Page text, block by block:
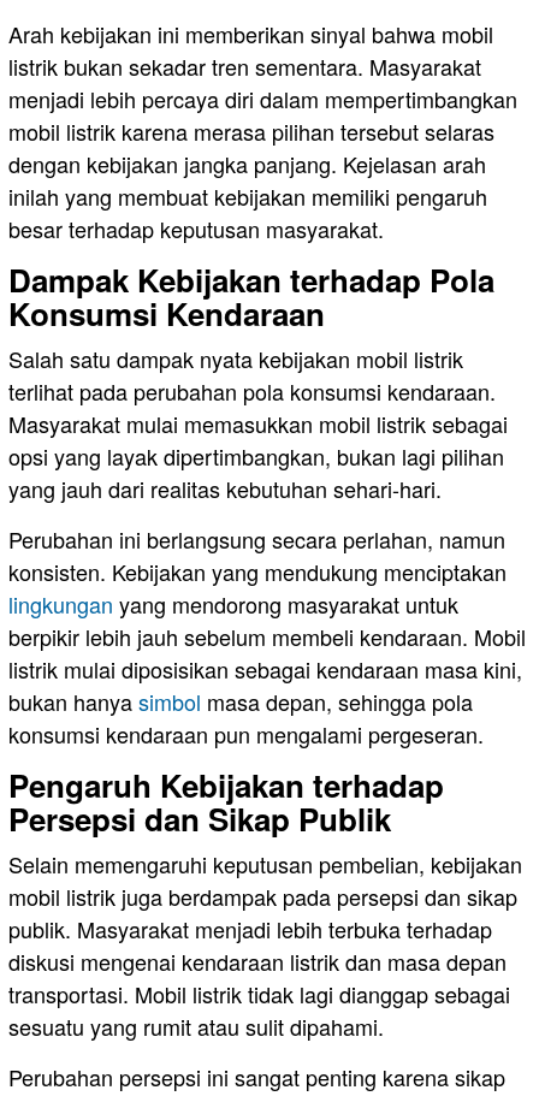
Arah kebijakan ini memberikan sinyal bahwa mobil
listrik bukan sekadar tren sementara. Masyarakat
menjadi lebih percaya diri dalam mempertimbangkan
mobil listrik karena merasa pilihan tersebut selaras
dengan kebijakan jangka panjang. Kejelasan arah
inilah yang membuat kebijakan memiliki pengaruh
besar terhadap keputusan masyarakat.
Dampak Kebijakan terhadap Pola
Konsumsi Kendaraan
Salah satu dampak nyata kebijakan mobil listrik
terlihat pada perubahan pola konsumsi kendaraan.
Masyarakat mulai memasukkan mobil listrik sebagai
opsi yang layak dipertimbangkan, bukan lagi pilihan
yang jauh dari realitas kebutuhan sehari-hari.
Perubahan ini berlangsung secara perlahan, namun
konsisten. Kebijakan yang mendukung menciptakan
lingkungan yang mendorong masyarakat untuk
berpikir lebih jauh sebelum membeli kendaraan. Mobil
listrik mulai diposisikan sebagai kendaraan masa kini,
bukan hanyasimbol masa depan, sehingga pola
konsumsi kendaraan pun mengalami pergeseran.
Pengaruh Kebijakan terhadap
Persepsi dan Sikap Publik
Selain memengaruhi keputusan pembelian, kebijakan
mobil listrik juga berdampak pada persepsi dan sikap
publik. Masyarakat menjadi lebih terbuka terhadap
diskusi mengenai kendaraan listrik dan masa depan
transportasi. Mobil listrik tidak lagi dianggap sebagai
sesuatu yang rumit atau sulit dipahami.
Perubahan persepsi ini sangat penting karena sikap